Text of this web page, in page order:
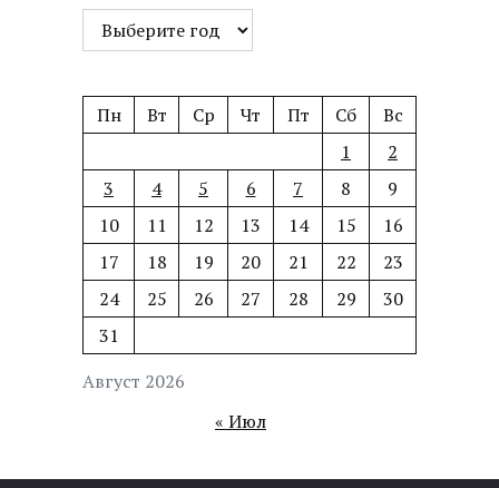
Август 2026
Пн Вт Ср Чт Пт Сб
Вс
1
2
3
4 5 6 7 8
9
10
11 12 13 14 15
16
17
18 19 20 21 22
23
24
25 26 27 28 29
30
31
« Июл